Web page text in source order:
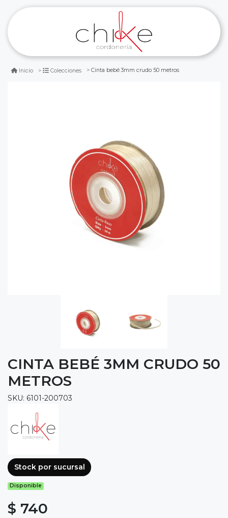
Inicio Colecciones Cinta bebé 3mm crudo 50 metros
CINTA BEBÉ 3MM CRUDO 50
METROS
SKU: 6101-200703
Stock por sucursal
Disponible
$ 740